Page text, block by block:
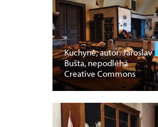
Kuchyně, autor: Jaroslav
Bušta, nepodléhá
Creative Commons